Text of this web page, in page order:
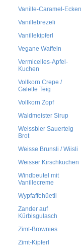
Vanille-Caramel-Ecken
Vanillebrezeli
Vanillekipferl
Vegane Waffeln
Vermicelles-Apfel-
Kuchen
Vollkorn Crepe /
Galette Teig
Vollkorn Zopf
Waldmeister Sirup
Weissbier Sauerteig
Brot
Weisse Brunsli / Wiisli
Weisser Kirschkuchen
Windbeutel mit
Vanillecreme
Wypfaffehüetli
Zander auf
Kürbisgulasch
Zimt-Brownies
Zimt-Kipferl